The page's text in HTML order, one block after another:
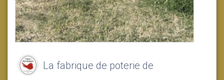
La fabrique de poterie de